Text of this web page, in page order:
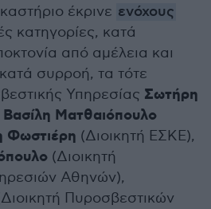
έκρινε ενόχους
κατηγορίες, κατά
από αμέλεια και
συρροή, τα τότε
Υπηρεσίας Σωτήρη
Βασίλη Ματθαιόπουλο
Φωστιέρη (Διοικητή ΕΣΚΕ),
(Διοικητή
Αθηνών),
Πυροσβεστικών